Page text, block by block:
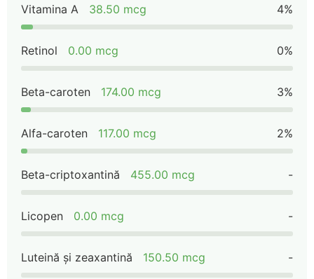
Vitamina A 38.50 mcg 4%
Retinol 0.00 mcg 0%
Beta-caroten 174.00 mcg 3%
Alfa-caroten 117.00 mcg 2%
Beta-criptoxantină 455.00 mcg -
Licopen 0.00 mcg -
Luteină și zeaxantină 150.50 mcg -